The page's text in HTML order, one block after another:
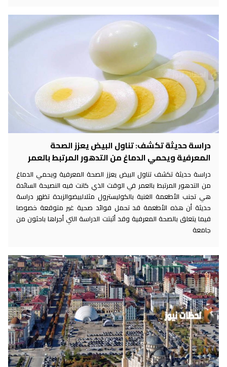
دراسة حديثة تكشف: تناول البيض يعزز الصحة
المعرفية ويحمي الدماغ من التدهور المرتبط بالعمر
دراسة حديثة تكشف تناول البيض يعزز الصحة المعرفية ويحمي الدماغ
من التدهور المرتبط بالعمر في الوقت الذي كانت فيه النصيحة السائدة
هي تجنب الأطعمة الغنية بالكوليسترول مثلالبيضوالزبدة تظهر دراسة
حديثة أن هذه الأطعمة قد تحمل فوائد صحية غير متوقعة خصوصا
فيما يتعلق بالصحة المعرفية وقد أثبتت الدراسة التي أجراها باحثون من
جامعة